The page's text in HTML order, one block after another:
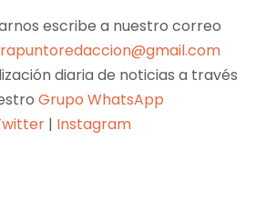
escribe a nuestro correo
diaria de noticias a través
Grupo WhatsApp
| Instagram